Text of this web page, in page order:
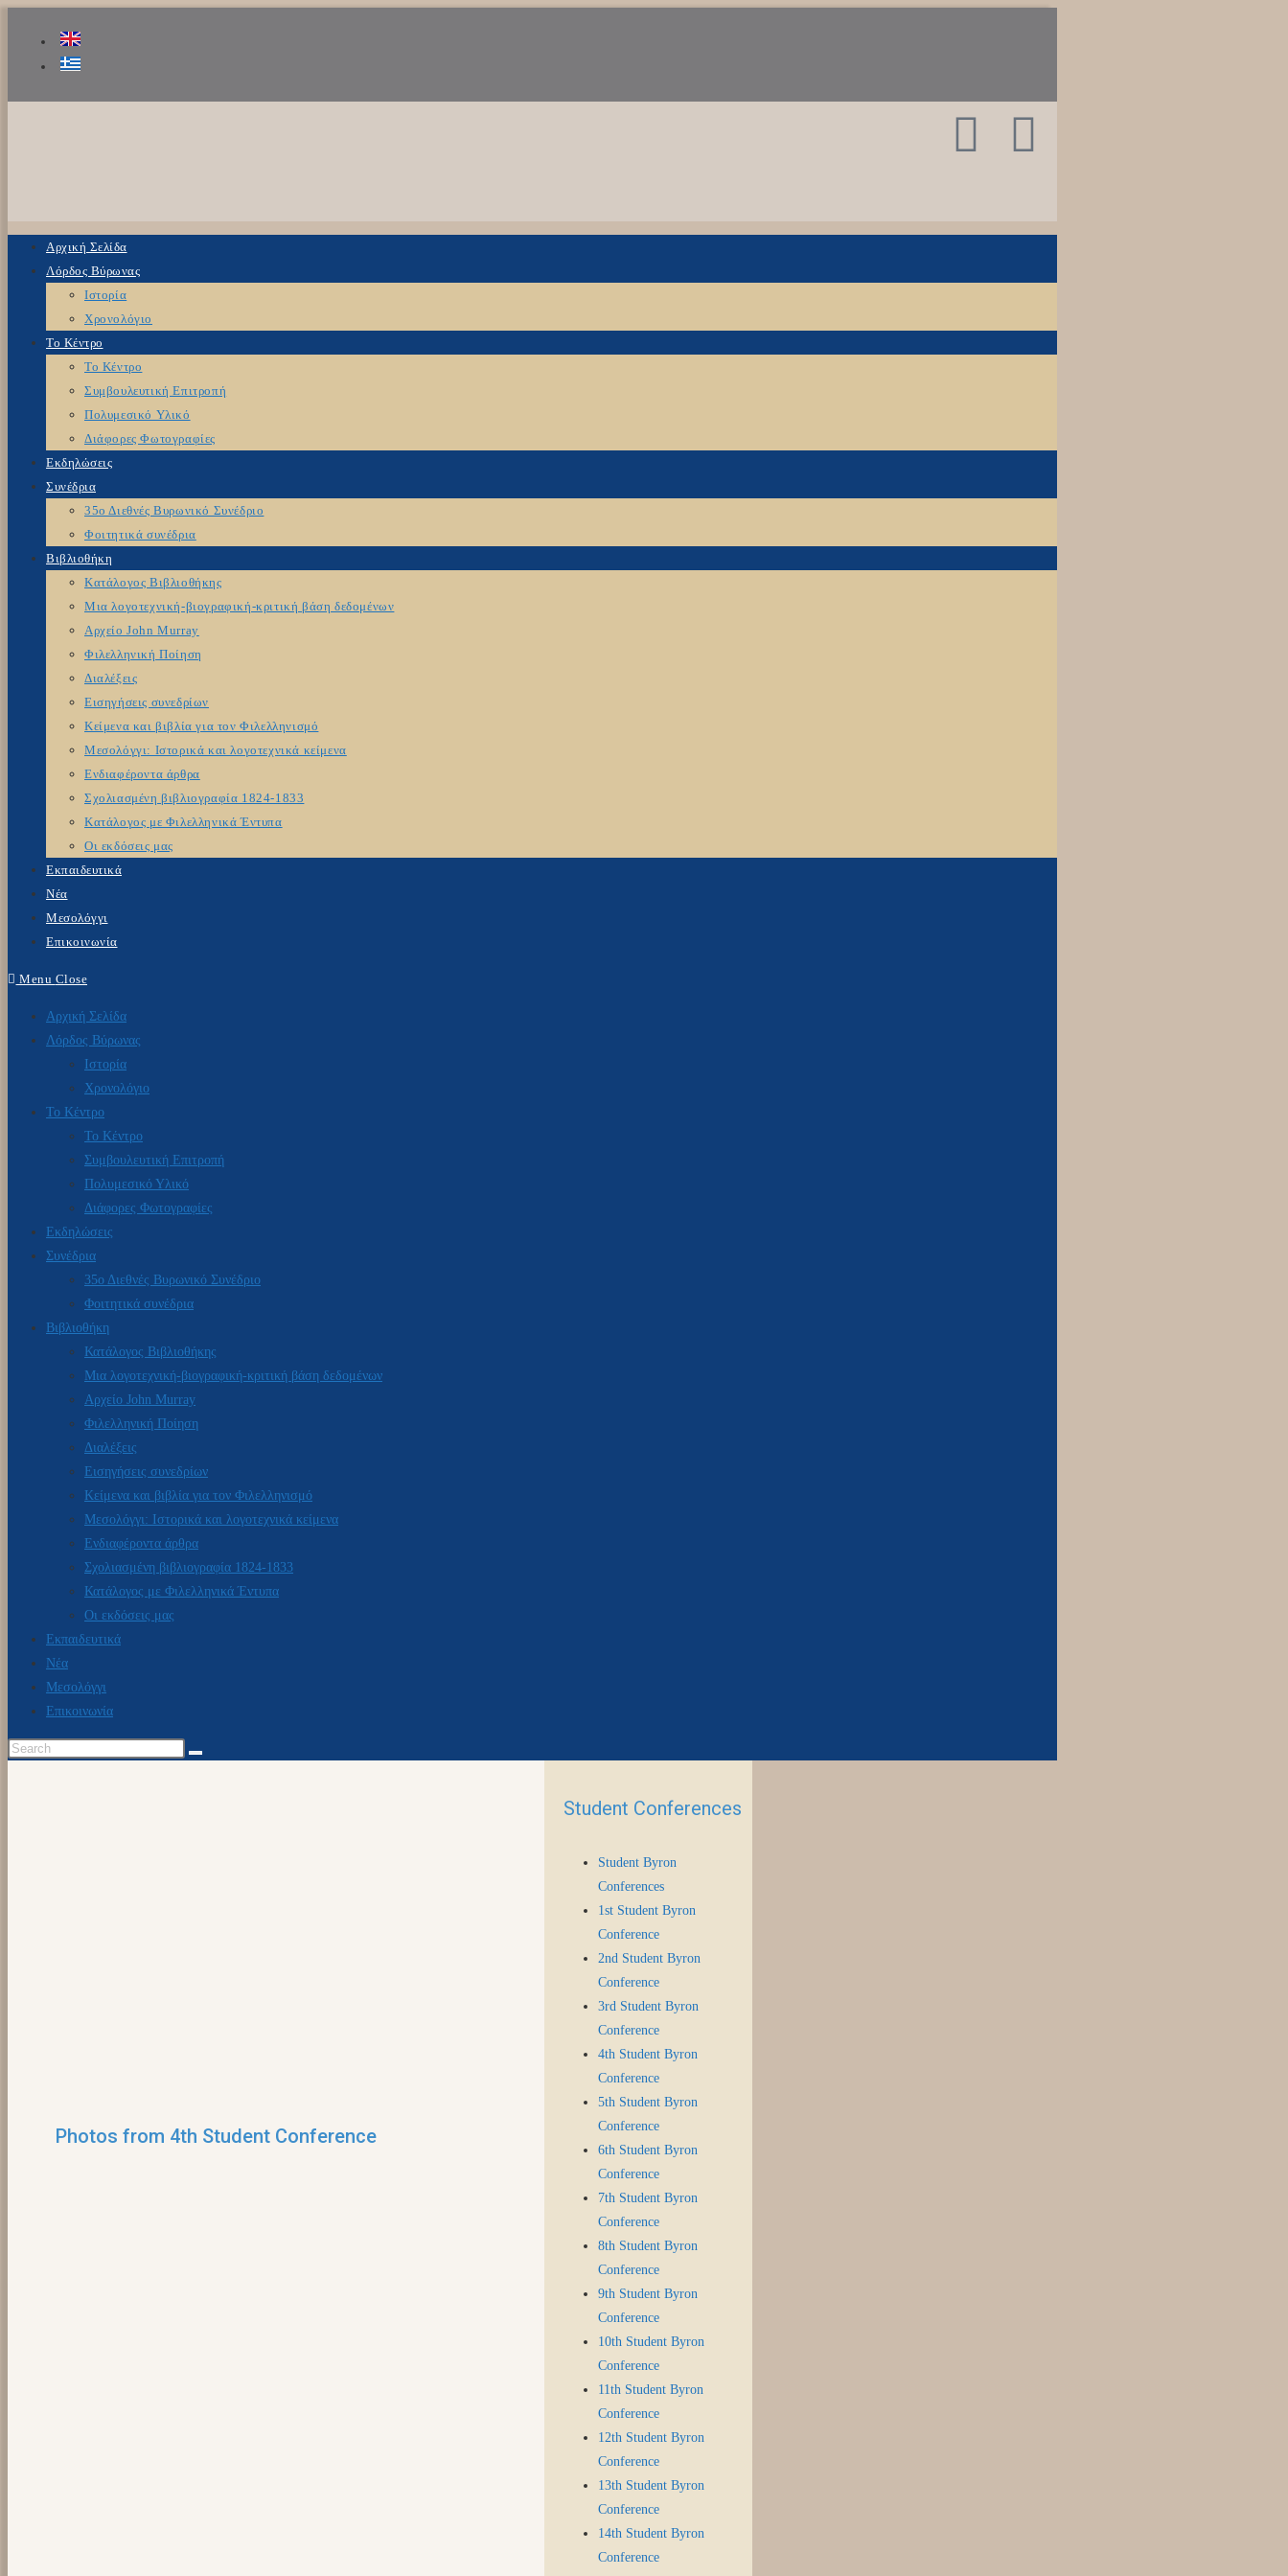
Αρχική Σελίδα
Λόρδος Βύρωνας
Ιστορία
Χρονολόγιο
Το Κέντρο
Το Κέντρο
Συμβουλευτική Επιτροπή
Πολυμεσικό Υλικό
Διάφορες Φωτογραφίες
Εκδηλώσεις
Συνέδρια
35ο Διεθνές Βυρωνικό Συνέδριο
Φοιτητικά συνέδρια
Βιβλιοθήκη
Κατάλογος Βιβλιοθήκης
Μια λογοτεχνική-βιογραφική-κριτική βάση δεδομένων
Αρχείο John Murray
Φιλελληνική Ποίηση
Διαλέξεις
Εισηγήσεις συνεδρίων
Κείμενα και βιβλία για τον Φιλελληνισμό
Μεσολόγγι: Ιστορικά και λογοτεχνικά κείμενα
Ενδιαφέροντα άρθρα
Σχολιασμένη βιβλιογραφία 1824-1833
Κατάλογος με Φιλελληνικά Έντυπα
Οι εκδόσεις μας
Εκπαιδευτικά
Νέα
Μεσολόγγι
Επικοινωνία
Menu Close
Αρχική Σελίδα
Λόρδος Βύρωνας
Ιστορία
Χρονολόγιο
Το Κέντρο
Το Κέντρο
Συμβουλευτική Επιτροπή
Πολυμεσικό Υλικό
Διάφορες Φωτογραφίες
Εκδηλώσεις
Συνέδρια
35ο Διεθνές Βυρωνικό Συνέδριο
Φοιτητικά συνέδρια
Βιβλιοθήκη
Κατάλογος Βιβλιοθήκης
Μια λογοτεχνική-βιογραφική-κριτική βάση δεδομένων
Αρχείο John Murray
Φιλελληνική Ποίηση
Διαλέξεις
Εισηγήσεις συνεδρίων
Κείμενα και βιβλία για τον Φιλελληνισμό
Μεσολόγγι: Ιστορικά και λογοτεχνικά κείμενα
Ενδιαφέροντα άρθρα
Σχολιασμένη βιβλιογραφία 1824-1833
Κατάλογος με Φιλελληνικά Έντυπα
Οι εκδόσεις μας
Εκπαιδευτικά
Νέα
Μεσολόγγι
Επικοινωνία
Photos from 4th Student Conference
Student Conferences
Student Byron
Conferences
1st Student Byron
Conference
2nd Student Byron
Conference
3rd Student Byron
Conference
4th Student Byron
Conference
5th Student Byron
Conference
6th Student Byron
Conference
7th Student Byron
Conference
8th Student Byron
Conference
9th Student Byron
Conference
10th Student Byron
Conference
11th Student Byron
Conference
12th Student Byron
Conference
13th Student Byron
Conference
14th Student Byron
Conference